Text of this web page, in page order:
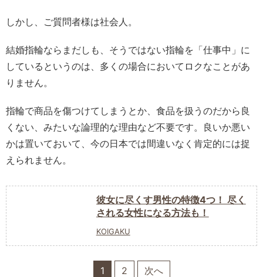
しかし、ご質問者様は社会人。
結婚指輪ならまだしも、そうではない指輪を「仕事中」に
しているというのは、多くの場合においてロクなことがあ
りません。
指輪で商品を傷つけてしまうとか、食品を扱うのだから良
くない、みたいな論理的な理由など不要です。良いか悪い
かは置いておいて、今の日本では間違いなく肯定的には捉
えられません。
彼女に尽くす男性の特徴4つ！ 尽く
される女性になる方法も！
KOIGAKU
1 2 次へ